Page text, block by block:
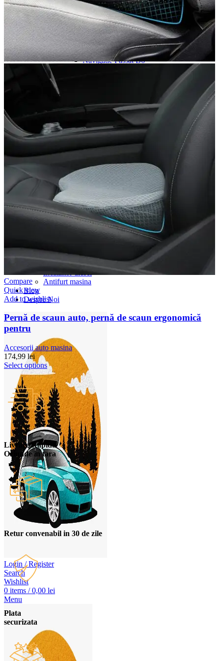
Navigație Mercedes W204
Navigație Mercedes W211
Navigație Mercedes Sprinter
Passat
Navigație Passat B5
Navigație Passat B5 5
Navigație Passat B6
Navigație Skoda Fabia 1
Navigație Skoda Fabia 2
Navigație Skoda Octavia 1
Navigație Skoda Octavia 2
Navigație Skoda Octavia 3
Navigație Skoda Rapid
Navigație Skoda Superb 2
Navigație Toyota Avensis T25
Portbagaj Plafon Auto
Sub 350 Litri
Peste 350 Litri
Peste 450 litri
Accesorii auto masina
Accesorii Dacia Duster 3
Accesorii Duster 2
Parfum masina
Copertine auto
Incalzitor diesel
Antifurt masina
Blog
Despre Noi
Login / Register
Search
Wishlist
0 items / 0,00 lei
Menu
Compare
Quick view
Add to wishlist
Pernă de scaun auto, pernă de scaun ergonomică
pentru
Accesorii auto masina
174,99 lei
Select options
Livrare Rapida
Oriunde in tara
Retur convenabil in 30 de zile
Plata
securizata